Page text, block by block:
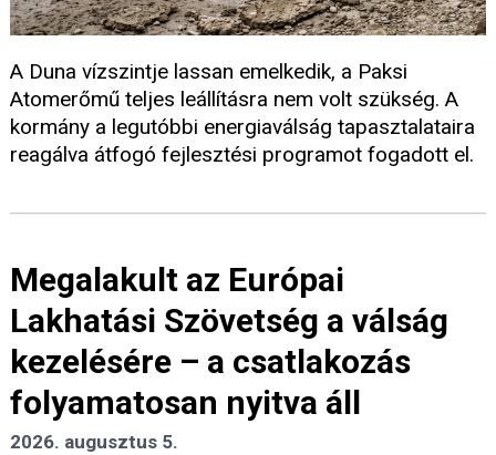
A Duna vízszintje lassan emelkedik, a Paksi
Atomerőmű teljes leállításra nem volt szükség. A
kormány a legutóbbi energiaválság tapasztalataira
reagálva átfogó fejlesztési programot fogadott el.
Megalakult az Európai
Lakhatási Szövetség a válság
kezelésére – a csatlakozás
folyamatosan nyitva áll
2026. augusztus 5.